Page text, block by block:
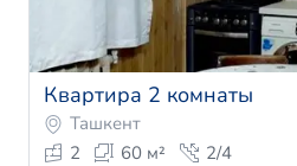
Квартира 2 комнаты
Ташкент
2
60 м²
2/4